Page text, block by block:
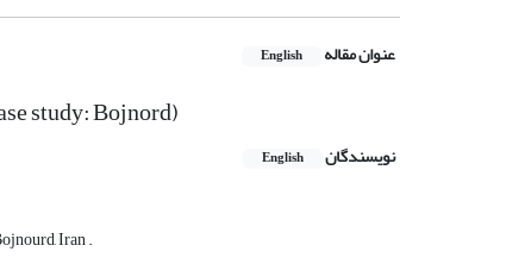
عنوان مقاله English
study: Bojnord)
نویسندگان English
Iran .